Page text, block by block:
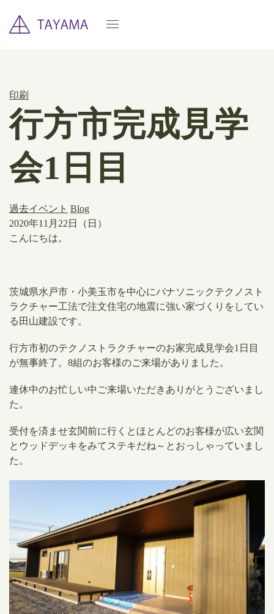
印刷
行方市完成見学
会1日目
過去イベント Blog
2020年11月22日（日）
こんにちは。
茨城県水戸市・小美玉市を中心にパナソニックテクノスト
ラクチャー工法で注文住宅の地震に強い家づくりをしてい
る田山建設です。
行方市初のテクノストラクチャーのお家完成見学会1日目
が無事終了。 8組のお客様のご来場がありました。
連休中のお忙しい中ご来場いただきありがとうございまし
た。
受付を済ませ玄関前に行くとほとんどのお客様が広い玄関
とウッドデッキをみてステキだね～とおっしゃっていまし
た。